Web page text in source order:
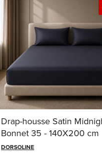
Drap-housse Satin
Bonnet 35 - 140X200 cm
DORSOLINE